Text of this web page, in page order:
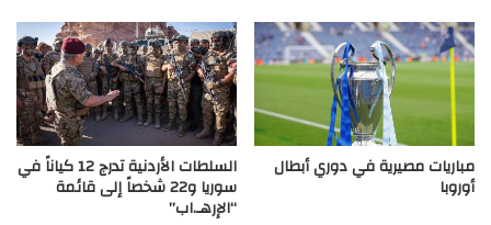
مباريات مصيرية في دوري أبطال
أوروبا
السلطات الأردنية تدرج 12 كياناً في
سوريا و22 شخصاً إلى قائمة
“الإرهـ.اب”